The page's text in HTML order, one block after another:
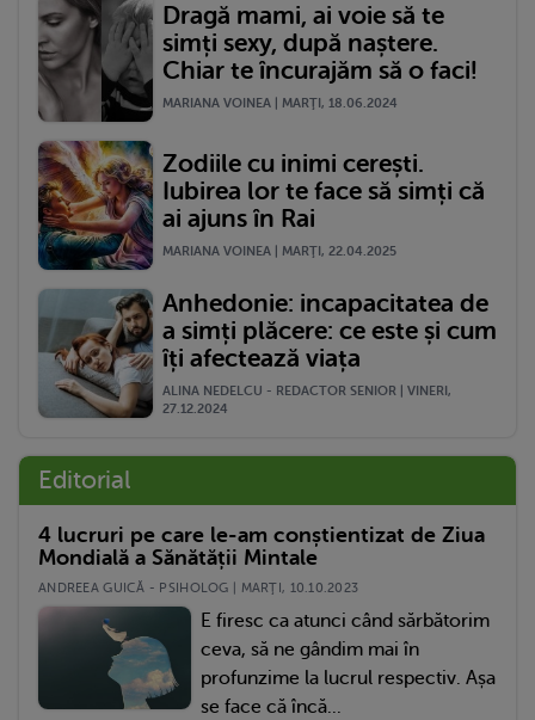
Dragă mami, ai voie să te
simți sexy, după naștere.
Chiar te încurajăm să o faci!
MARIANA VOINEA | MARŢI, 18.06.2024
Zodiile cu inimi cerești.
Iubirea lor te face să simți că
ai ajuns în Rai
MARIANA VOINEA | MARŢI, 22.04.2025
Anhedonie: incapacitatea de
a simți plăcere: ce este și cum
îți afectează viața
ALINA NEDELCU - REDACTOR SENIOR | VINERI,
27.12.2024
Editorial
4 lucruri pe care le-am conștientizat de Ziua
Mondială a Sănătății Mintale
ANDREEA GUICĂ - PSIHOLOG | MARŢI, 10.10.2023
E firesc ca atunci când sărbătorim
ceva, să ne gândim mai în
profunzime la lucrul respectiv. Așa
se face că încă...